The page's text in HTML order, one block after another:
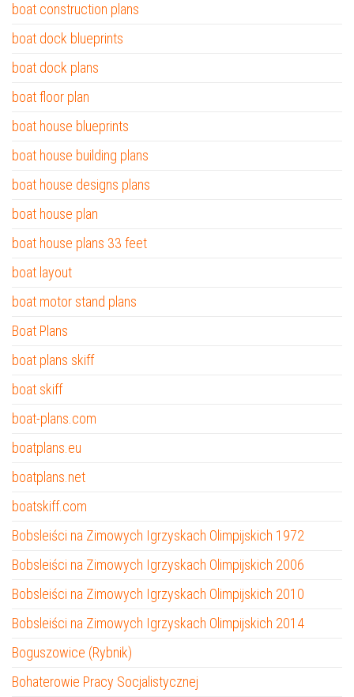
boat construction plans
boat dock blueprints
boat dock plans
boat floor plan
boat house blueprints
boat house building plans
boat house designs plans
boat house plan
boat house plans 33 feet
boat layout
boat motor stand plans
Boat Plans
boat plans skiff
boat skiff
boat-plans.com
boatplans.eu
boatplans.net
boatskiff.com
Bobsleiści na Zimowych Igrzyskach Olimpijskich 1972
Bobsleiści na Zimowych Igrzyskach Olimpijskich 2006
Bobsleiści na Zimowych Igrzyskach Olimpijskich 2010
Bobsleiści na Zimowych Igrzyskach Olimpijskich 2014
Boguszowice (Rybnik)
Bohaterowie Pracy Socjalistycznej